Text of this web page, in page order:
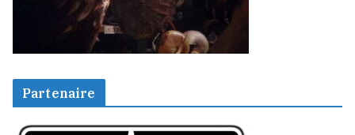
Partenaire